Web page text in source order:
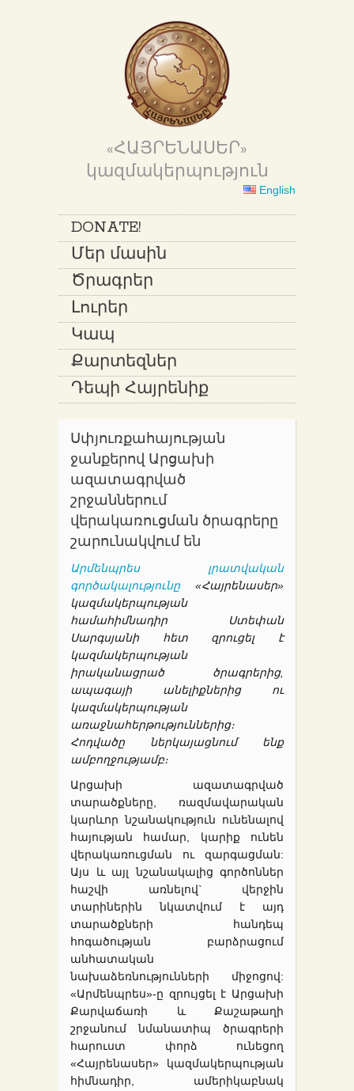
«ՀԱՅՐԵՆԱՍԵՐ»
կազմակերպություն
English
DONATE!
Մեր մասին
Ծրագրեր
Լուրեր
Կապ
Քարտեզներ
Դեպի Հայրենիք
Սփյուռքահայության
ջանքերով Արցախի
ազատագրված
շրջաններում
վերակառուցման ծրագրերը
շարունակվում են
Արմենպրես լրատվական
գործակալությունը «Հայրենասեր»
կազմակերպության
համահիմնադիր Ստեփան
Սարգսյանի հետ զրուցել է
կազմակերպության
իրականացրած ծրագրերից,
ապագայի անելիքներից ու
կազմակերպության
առաջնահերթություններից։
Հոդվածը ներկայացնում ենք
ամբողջությամբ։
Արցախի ազատագրված
տարածքները, ռազմավարական
կարևոր նշանակություն ունենալով
հայության համար, կարիք ունեն
վերակառուցման ու զարգացման:
Այս և այլ նշանակալից գործոններ
հաշվի առնելով` վերջին
տարիներին նկատվում է այդ
տարածքների հանդեպ
հոգածության բարձրացում
անհատական
նախաձեռնությունների միջոցով:
«Արմենպրես»-ը զրույցել է Արցախի
Քարվաճառի և Քաշաթաղի
շրջանում նմանատիպ ծրագրերի
հարուստ փորձ ունեցող
«Հայրենասեր» կազմակերպության
հիմնադիր, ամերիկաբնակ